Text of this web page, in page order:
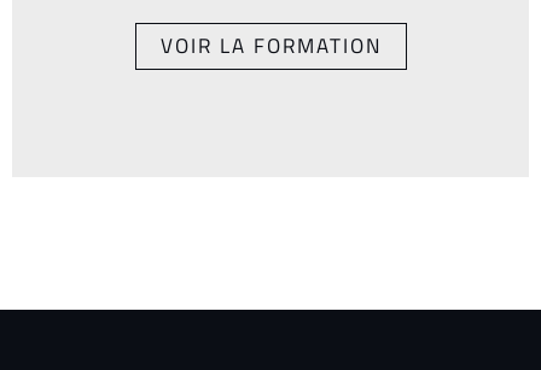
VOIR LA FORMATION